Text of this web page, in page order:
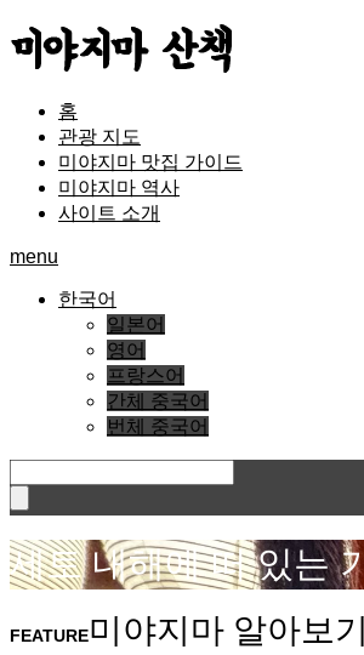
홈
관광 지도
미야지마 맛집 가이드
미야지마 역사
사이트 소개
menu
한국어
일본어
영어
프랑스어
간체 중국어
번체 중국어
세토 내해에 떠 있는 기
FEATURE미야지마 알아보기